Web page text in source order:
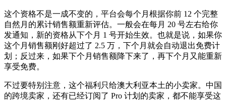
这个资格不是一成不变的，平台会每个月根据你前 12 个完整
自然月的累计销售额重新评估。一般会在每月 20 号左右给你
发通知，新的资格从下个月 1 号开始生效。也就是说，如果你
这个月销售额刚好超过了 2.5 万，下个月就会自动退出免费计
划；反过来，如果下个月销售额降下来了，再下个月又能重新
享受免费。
不过要特别注意，这个福利只给澳大利亚本土的小卖家。中国
的跨境卖家，还有已经订阅了 Pro 计划的卖家，都不能享受这